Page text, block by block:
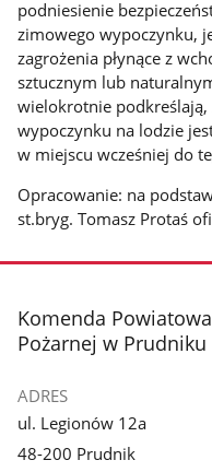
podniesienie
zimowego wypoczynku,
zagrożenia płynące z
sztucznym lub
wielokrotnie podkreślają,
wypoczynku na lodzie
w miejscu wcześniej do
Opracowanie: na
st.bryg. Tomasz Protaś
stopka
Komenda
Pożarnej w Prudniku
ADRES
ul. Legionów 12a
48-200 Prudnik